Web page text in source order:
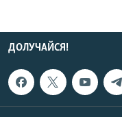
ДОЛУЧАЙСЯ!